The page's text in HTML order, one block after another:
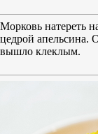
Морковь натереть
цедрой апельсина.
вышло клеклым.